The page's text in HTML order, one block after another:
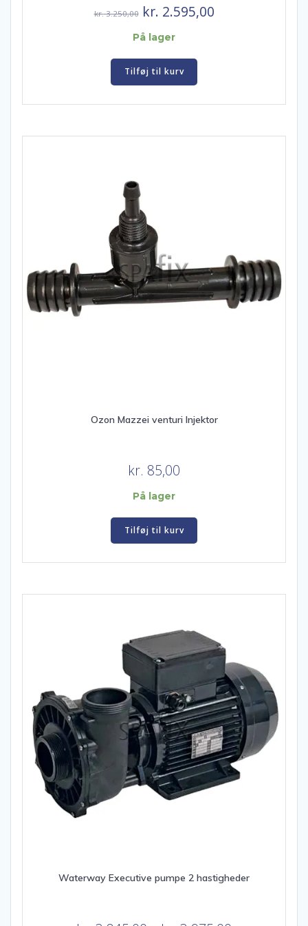
kr.3.250,00 Den
oprindelige
var:
kr. 3.250,00.
kr. 2.595,00Den
På lager
Tilføj til kurv
Ozon Mazzei venturi Injektor
kr. 85,00
På lager
Tilføj til kurv
Waterway Executive pumpe 2 hastigheder